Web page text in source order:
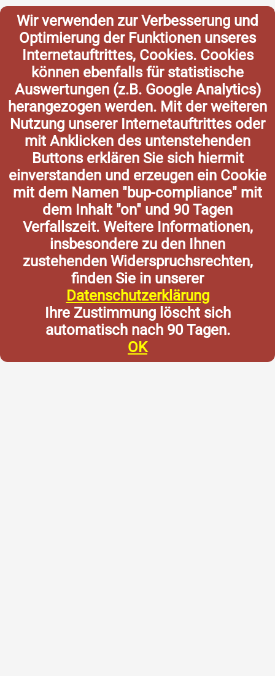
Wir verwenden zur Verbesserung und
Optimierung der Funktionen unseres
Internetauftrittes, Cookies. Cookies
können ebenfalls für statistische
Auswertungen (z.B. Google Analytics)
herangezogen werden. Mit der weiteren
Nutzung unserer Internetauftrittes oder
mit Anklicken des untenstehenden
Buttons erklären Sie sich hiermit
einverstanden und erzeugen ein Cookie
mit dem Namen "bup-compliance" mit
dem Inhalt "on" und 90 Tagen
Verfallszeit. Weitere Informationen,
insbesondere zu den Ihnen
zustehenden Widerspruchsrechten,
finden Sie in unserer
Datenschutzerklärung
Ihre Zustimmung löscht sich
automatisch nach 90 Tagen.
OK